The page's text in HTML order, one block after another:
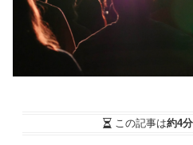
この記事は約4分